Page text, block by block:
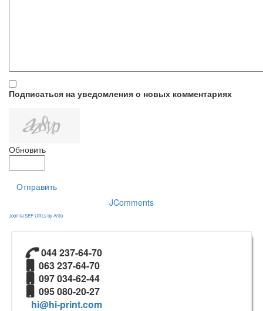
Подписаться на уведомления о новых комментариях
Обновить
Отправить
JComments
Joomla SEF URLs by Artio
044 237-64-70
063 237-64-70
097 034-62-44
095 080-20-27